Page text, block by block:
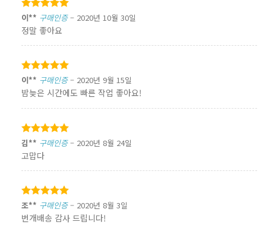
5 중에서
5로 평가됨
이** 구매인증 – 2020년 10월 30일
정말 좋아요
5 중에서
5로 평가됨
이** 구매인증 – 2020년 9월 15일
밤늦은 시간에도 빠른 작업 좋아요!
5 중에서
5로 평가됨
김** 구매인증 – 2020년 8월 24일
고맙다
5 중에서
5로 평가됨
조** 구매인증 – 2020년 8월 3일
번개배송 감사 드립니다!